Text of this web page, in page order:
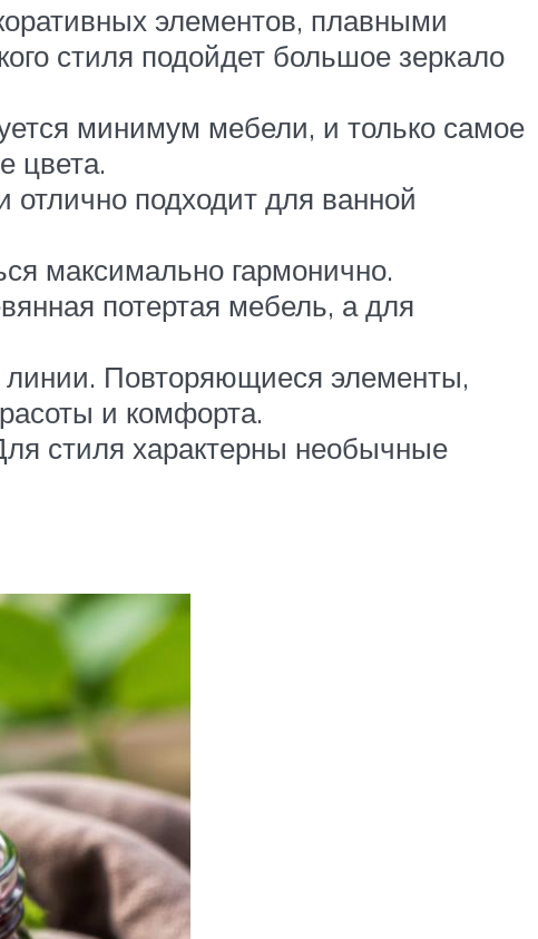
элементов, плавными
стиля подойдет большое зеркало
минимум мебели, и только самое
цвета.
отлично подходит для ванной
максимально гармонично.
потертая мебель, а для
Повторяющиеся элементы,
и комфорта.
стиля характерны необычные